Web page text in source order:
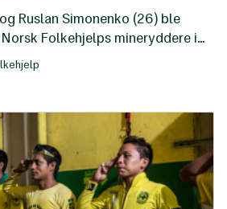
Ruslan Simonenko (26) ble
Folkehjelps mineryddere i
onsdag 24. juni.